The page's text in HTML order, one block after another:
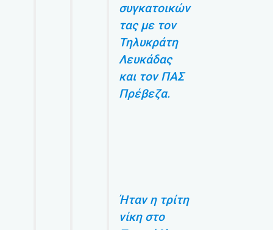
συγκατοικών
τας με τον
Τηλυκράτη
Λευκάδας
και τον ΠΑΣ
Πρέβεζα.
Ήταν η τρίτη
νίκη στο